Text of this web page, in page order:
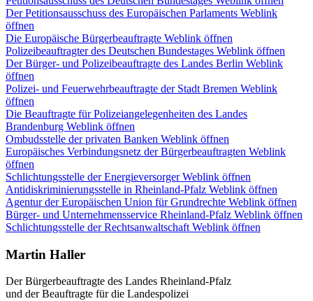
Der Petitionsausschuss des Europäischen Parlaments Weblink
öffnen
Die Europäische Bürgerbeauftragte Weblink öffnen
Polizeibeauftragter des Deutschen Bundestages Weblink öffnen
Der Bürger- und Polizeibeauftragte des Landes Berlin Weblink
öffnen
Polizei- und Feuerwehrbeauftragte der Stadt Bremen Weblink
öffnen
Die Beauftragte für Polizeiangelegenheiten des Landes
Brandenburg Weblink öffnen
Ombudsstelle der privaten Banken Weblink öffnen
Europäisches Verbindungsnetz der Bürgerbeauftragten Weblink
öffnen
Schlichtungsstelle der EnergieversorgerWeblink öffnen
Antidiskriminierungsstelle in Rheinland-Pfalz Weblink öffnen
Agentur der Europäischen Union für Grundrechte Weblink öffnen
Bürger- und Unternehmensservice Rheinland-Pfalz Weblink öffnen
Schlichtungsstelle der Rechtsanwaltschaft Weblink öffnen
Martin Haller
Der Bürgerbeauftragte des Landes Rheinland-Pfalz
und der Beauftragte für die Landespolizei